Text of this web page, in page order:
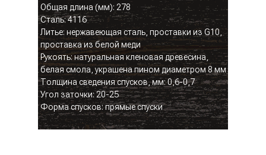
Общая длина (мм): 278
Сталь: 4116
Литье: нержавеющая сталь, проставки из G10,
проставка из белой меди
Рукоять: натуральная кленовая древесина,
белая смола, украшена пином диаметром 8 мм
Толщина сведения спусков, мм: 0,6-0,7
Угол заточки: 20-25
Форма спусков: прямые спуски